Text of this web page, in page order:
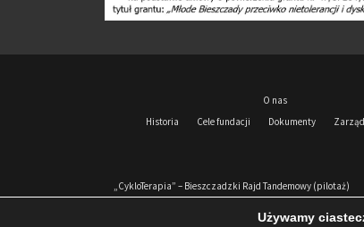
O nas
Historia
Cele fundacji Dokumenty Zarząd
„CykloTerapia” – Bieszczadzki Rajd Tandemowy (pilotaż)
Używamy